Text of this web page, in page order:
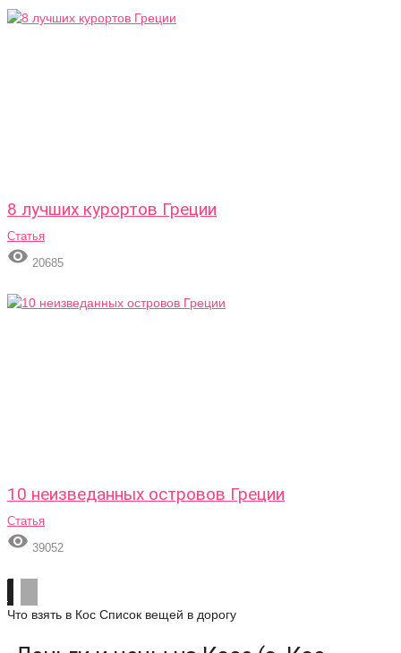
8 лучших курортов Греции
Статья
 20685
10 неизведанных островов Греции
Статья
 39052
Что взять в Кос Список вещей в дорогу